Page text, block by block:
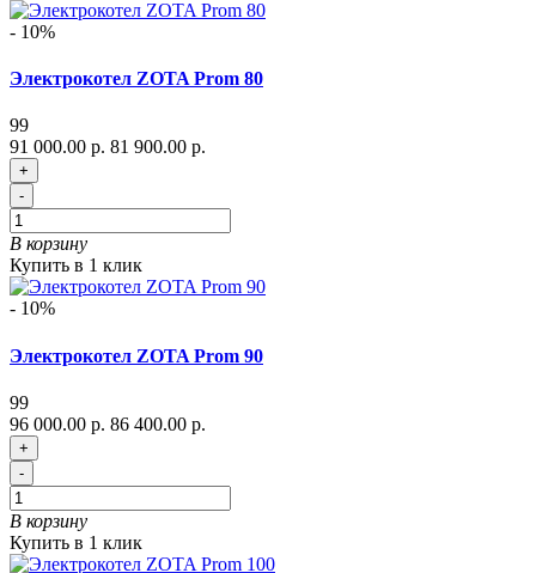
- 10%
Электрокотел ZOTA Prom 80
99
91 000.00 р. 81 900.00 р.
+
-
В корзину
Купить в 1 клик
- 10%
Электрокотел ZOTA Prom 90
99
96 000.00 р. 86 400.00 р.
+
-
В корзину
Купить в 1 клик